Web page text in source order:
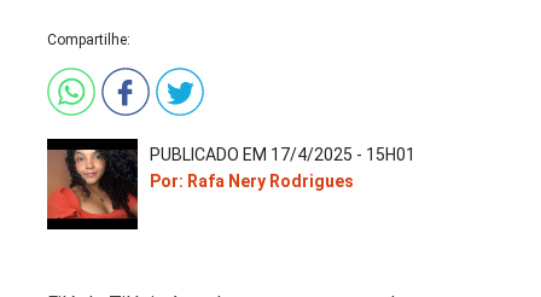
Compartilhe:
PUBLICADO EM 17/4/2025 - 15H01
Por: Rafa Nery Rodrigues